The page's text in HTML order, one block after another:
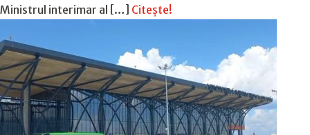
Ministrul interimar al […] Citește!